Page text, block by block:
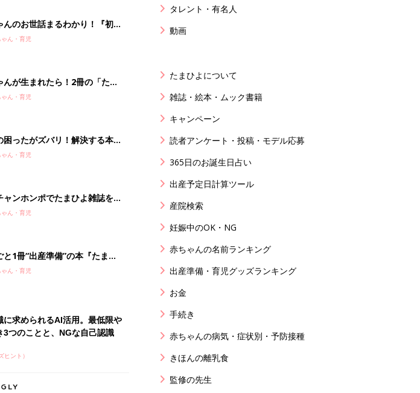
んのお世話まるわかり！『初め
よこクラブ 夏号』〈巻頭大特
ん・育児
んが生まれたら！2冊の「たま
ん・育児
困ったがズバリ！解決する本
こクラブ 秋号』 4カ月～2才
ん・育児
ャンホンポでたまひよ雑誌を買
イント10倍【期間限定】
ん・育児
と1冊“出産準備”の本『たまご
夏号』〈スペシャル大特集〉
ん・育児
に求められるAI活用。最低限や
3つのことと、NGな自己認識
ヒント）
タレント・有名人
動画
たまひよについて
雑誌・絵本・ムック書籍
キャンペーン
読者アンケート・投稿・モデル応募
365日のお誕生日占い
出産予定日計算ツール
産院検索
妊娠中のOK・NG
赤ちゃんの名前ランキング
出産準備・育児グッズランキング
お金
手続き
赤ちゃんの病気・症状別・予防接種
きほんの離乳食
監修の先生